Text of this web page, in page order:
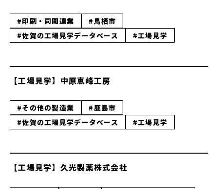
#印刷・同関連業
#鳥栖市
#佐賀の工場見学データベース
#工場見学
【工場見学】中原恵峰工房
#その他の製造業
#鹿島市
#佐賀の工場見学データベース
#工場見学
【工場見学】久光製薬株式会社